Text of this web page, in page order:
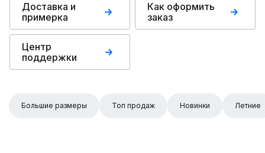
Доставка и
примерка
Как оформить
заказ
Центр
поддержки
Большие размеры Топ продаж Новинки Летние